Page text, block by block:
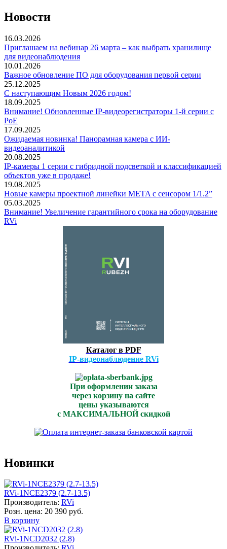
Новости
16.03.2026
Приглашаем на вебинар 26 марта – как выбрать хранилище
для видеонаблюдения
10.01.2026
Важное обновление ПО для оборудования первой серии
25.12.2025
С наступающим Новым 2026 годом!
18.09.2025
Внимание! Обновленные IP-видеорегистраторы 1-й серии с
PoE
17.09.2025
Ожидаемая новинка! Панорамная камера с ИИ-
видеоаналитикой
20.08.2025
IP-камеры 1 серии с гибридной подсветкой и классификацией
объектов уже в продаже!
19.08.2025
Новые камеры проектной линейки META с сенсором 1/1.2”
05.03.2025
Внимание! Увеличение гарантийного срока на оборудование
RVi
Каталог в PDF
IP-видеонаблюдение RVi
При оформлении заказа
через корзину на сайте
цены указываются
с МАКСИМАЛЬНОЙ скидкой
Новинки
RVi-1NCE2379 (2.7-13.5)
Производитель: RVi
Розн. цена: 20 390 руб.
В корзину
RVi-1NCD2032 (2.8)